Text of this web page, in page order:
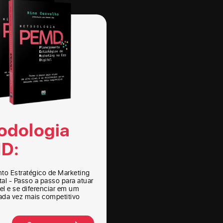
Estratégico de Marketing
- Passo a passo para atuar
e se diferenciar em um
vez mais competitivo